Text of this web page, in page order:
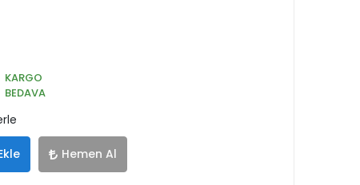
KARGO
BEDAVA
Hemen Al